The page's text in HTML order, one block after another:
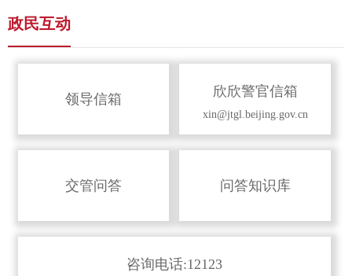
政民互动
领导信箱 欣欣警官信箱
xin@jtgl.beijing.gov.cn
交管问答 问答知识库
咨询电话:12123